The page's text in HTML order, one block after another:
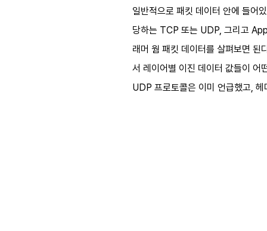
일반적으로 패킷 데이터 안에 들
당하는 TCP 또는 UDP, 그리고
래머 웜 패킷 데이터를 살펴보면
서 레이어별 이진 데이터 값들이 어
UDP 프로토콜은 이미 언급했고,